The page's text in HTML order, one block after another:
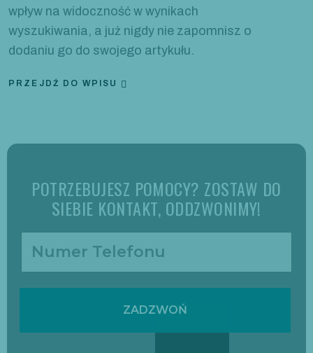
wpływ na widoczność w wynikach
wyszukiwania, a już nigdy nie zapomnisz o
dodaniu go do swojego artykułu.
PRZEJDŹ DO WPISU
POTRZEBUJESZ POMOCY? ZOSTAW DO
SIEBIE KONTAKT, ODDZWONIMY!
ZADZWOŃ